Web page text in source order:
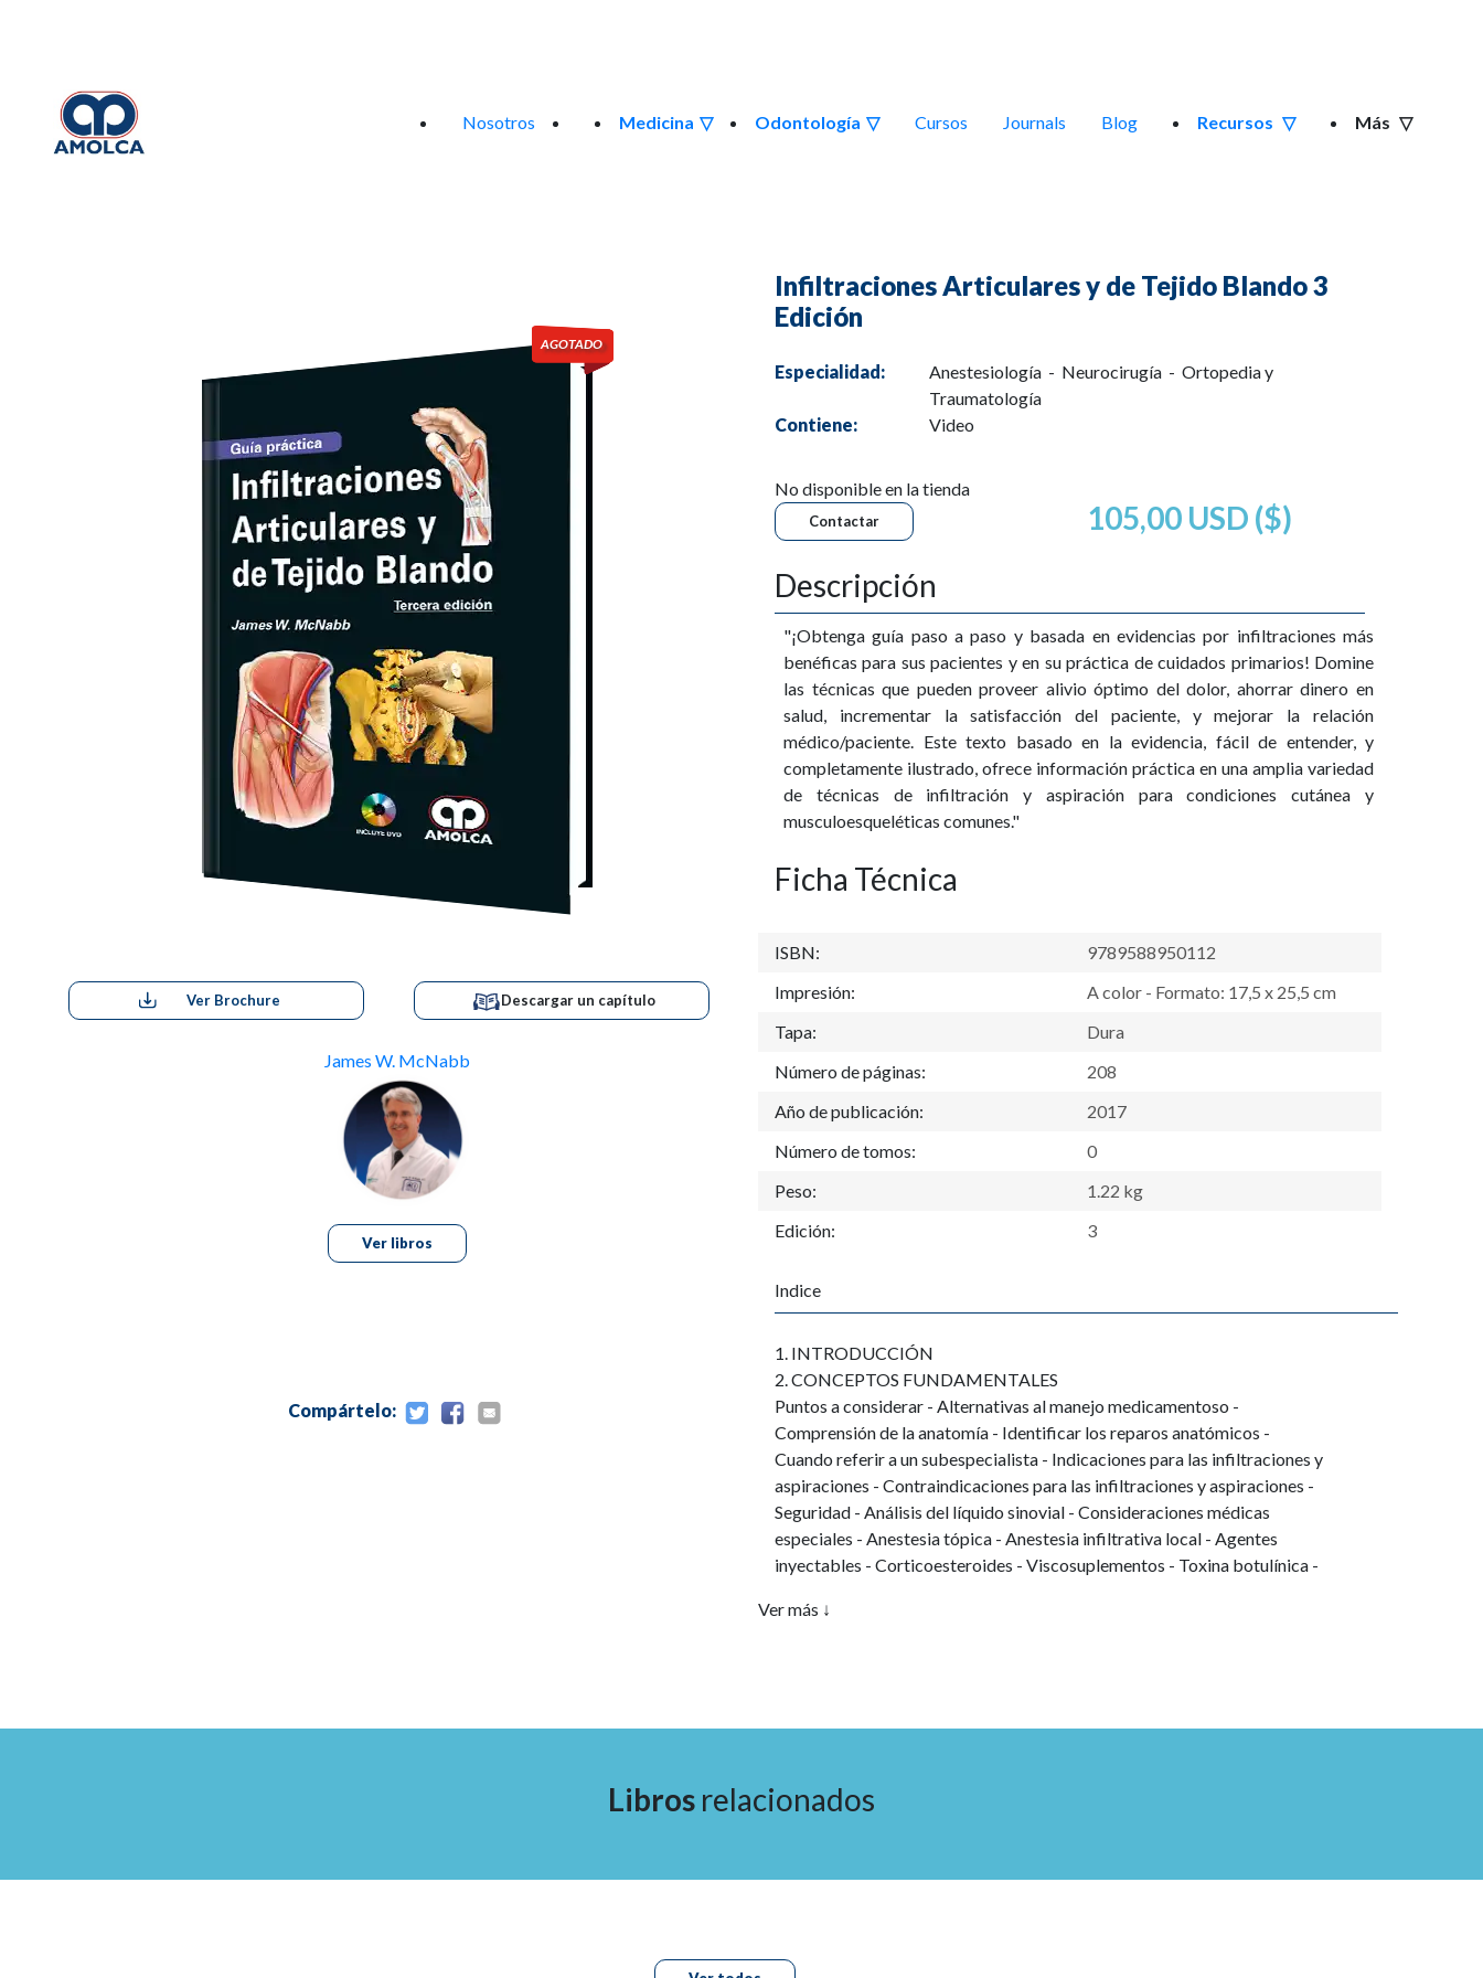
Nosotros Medicina Odontología Cursos Journals Blog Recursos Más
Ver Brochure Descargar un capítulo
James W. McNabb
Ver libros
Compártelo:
Infiltraciones Articulares y de Tejido Blando 3
Edición
Especialidad:
Anestesiología - Neurocirugía - Ortopedia y
Traumatología
Contiene:
Video
No disponible en la tienda
Contactar
105,00 USD ($)
Descripción
"¡Obtenga guía paso a paso y basada en evidencias por infiltraciones más
benéficas para sus pacientes y en su práctica de cuidados primarios! Domine
las técnicas que pueden proveer alivio óptimo del dolor, ahorrar dinero en
salud, incrementar la satisfacción del paciente, y mejorar la relación
médico/paciente. Este texto basado en la evidencia, fácil de entender, y
completamente ilustrado, ofrece información práctica en una amplia variedad
de técnicas de infiltración y aspiración para condiciones cutánea y
musculoesqueléticas comunes."
Ficha Técnica
ISBN:
9789588950112
Impresión:
A color - Formato: 17,5 x 25,5 cm
Tapa:
Dura
Número de páginas:
208
Año de publicación:
2017
Número de tomos:
0
Peso:
1.22 kg
Edición:
3
Indice
1. INTRODUCCIÓN
2. CONCEPTOS FUNDAMENTALES
Puntos a considerar - Alternativas al manejo medicamentoso -
Comprensión de la anatomía - Identificar los reparos anatómicos -
Cuando referir a un subespecialista - Indicaciones para las infiltraciones y
aspiraciones - Contraindicaciones para las infiltraciones y aspiraciones -
Seguridad - Análisis del líquido sinovial - Consideraciones médicas
especiales - Anestesia tópica - Anestesia infiltrativa local - Agentes
inyectables - Corticoesteroides - Viscosuplementos - Toxina botulínica -
Complicaciones - Cuidados postquirúrgicos - Documentación del
Infiltración local directa - Infiltración local para bloqueo de campo -
Bloqueo del nervio mental - Bloqueo del pliegue mucoso
otras dermatosis delgadas, benignas, inflamatorias - Prurigo nodular y
Articulación temporomandibular - Neuralgia occipital mayor - Strain and
Ver más ↓
Libros relacionados